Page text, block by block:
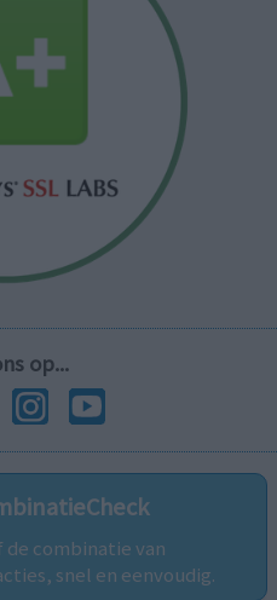
op...
combinatie van
snel en eenvoudig.